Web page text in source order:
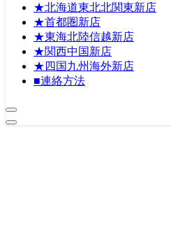
★北海道東北北関東新店
★首都圏新店
★東海北陸信越新店
★関西中国新店
★四国九州海外新店
■連絡方法